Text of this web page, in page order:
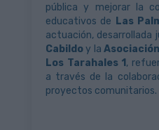
pública y mejorar la
educativos de Las
actuación, desarrollada
Cabildoy la
Los Tarahales 1 ,
a través de la
proyectos comunitarios.